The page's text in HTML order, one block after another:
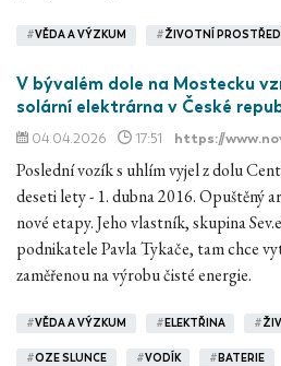
#VĚDA A VÝZKUM #ŽIVOTNÍ PROSTŘEDÍ
V bývalém dole na Mostecku
solární elektrárna v České
04.04.2026 17:51 https://
Poslední vozík s uhlím vyjel z dolu
deseti lety - 1. dubna 2016. Opuštěný
nové etapy. Jeho vlastník, skupina
podnikatele Pavla Tykače, tam chce
zaměřenou na výrobu čisté energie.
#VĚDA A VÝZKUM # ELEKTŘINA #
#OZE SLUNCE #VODÍK # BATERIE